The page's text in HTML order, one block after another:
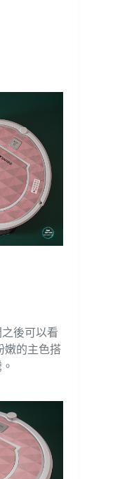
後可以看
嫩的主色搭